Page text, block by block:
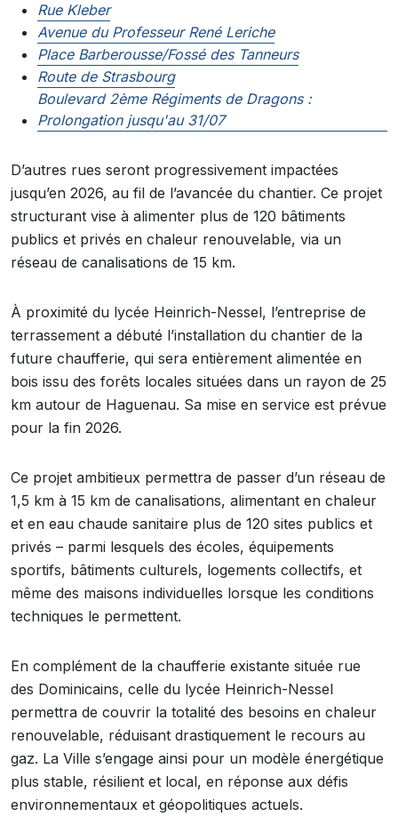
Rue Kleber
Avenue du Professeur René Leriche
Place Barberousse/Fossé des Tanneurs
Route de Strasbourg
Boulevard 2ème Régiments de Dragons :
Prolongation jusqu'au 31/07
D’autres rues seront progressivement impactées
jusqu’en 2026, au fil de l’avancée du chantier. Ce projet
structurant vise à alimenter plus de 120 bâtiments
publics et privés en chaleur renouvelable, via un
réseau de canalisations de 15 km.
À proximité du lycée Heinrich-Nessel, l’entreprise de
terrassement a débuté l’installation du chantier de la
future chaufferie, qui sera entièrement alimentée en
bois issu des forêts locales situées dans un rayon de 25
km autour de Haguenau. Sa mise en service est prévue
pour la fin 2026.
Ce projet ambitieux permettra de passer d’un réseau de
1,5 km à 15 km de canalisations, alimentant en chaleur
et en eau chaude sanitaire plus de 120 sites publics et
privés – parmi lesquels des écoles, équipements
sportifs, bâtiments culturels, logements collectifs, et
même des maisons individuelles lorsque les conditions
techniques le permettent.
En complément de la chaufferie existante située rue
des Dominicains, celle du lycée Heinrich-Nessel
permettra de couvrir la totalité des besoins en chaleur
renouvelable, réduisant drastiquement le recours au
gaz. La Ville s’engage ainsi pour un modèle énergétique
plus stable, résilient et local, en réponse aux défis
environnementaux et géopolitiques actuels.